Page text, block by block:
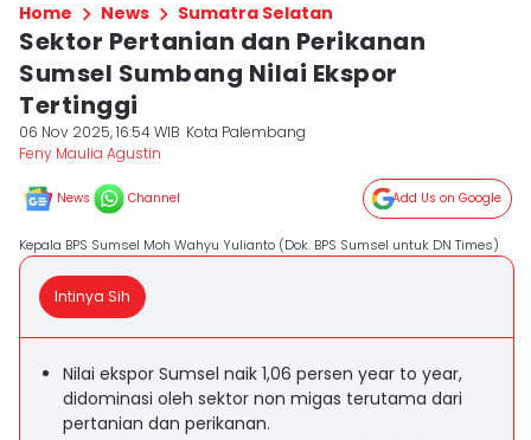
Home News Sumatra Selatan
Sektor Pertanian dan Perikanan
Sumsel Sumbang Nilai Ekspor
Tertinggi
06 Nov 2025, 16:54 WIB Kota Palembang
Feny Maulia Agustin
News Channel Add Us on Google
Kepala BPS Sumsel Moh Wahyu Yulianto (Dok. BPS Sumsel untuk DN Times)
Intinya Sih
Nilai ekspor Sumsel naik 1,06 persen year to year,
didominasi oleh sektor non migas terutama dari
pertanian dan perikanan.